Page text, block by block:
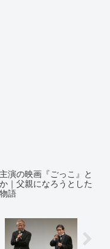
演の映画『ごっこ』と
｜父親になろうとした
語